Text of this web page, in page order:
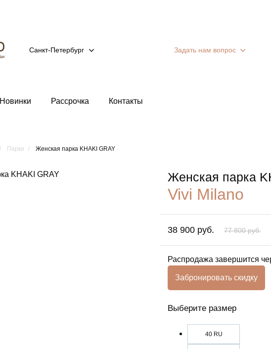
Санкт-Петербург Задать нам вопрос
Новинки Рассрочка Контакты
Парки Женская парка KHAKI GRAY
Женская парка
Vivi Milano
38 900 руб. 77 800 руб.
Распродажа завершится
Забронировать скидку
Выберите размер
40 RU